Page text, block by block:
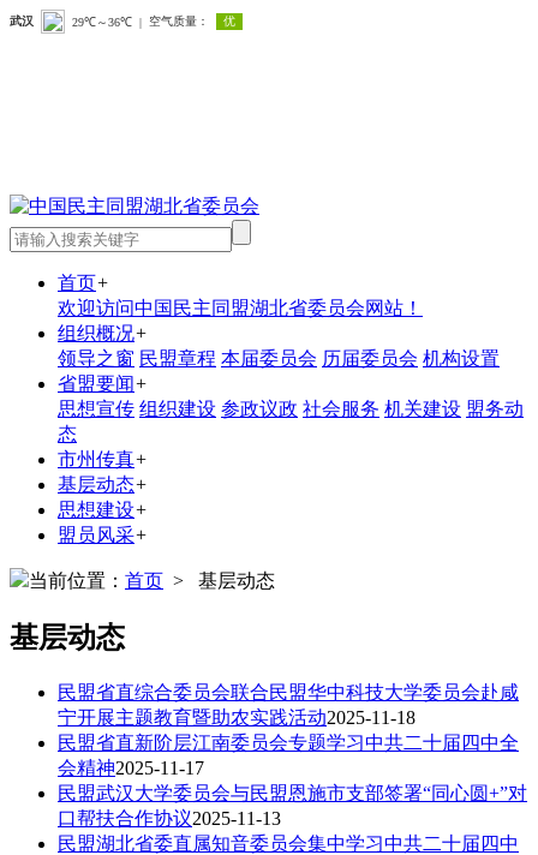
首页+
欢迎访问中国民主同盟湖北省委员会网站！
组织概况+
领导之窗 民盟章程 本届委员会 历届委员会 机构设置
省盟要闻+
思想宣传 组织建设 参政议政 社会服务 机关建设 盟务动
态
市州传真+
基层动态+
思想建设+
盟员风采+
当前位置： 首页 > 基层动态
基层动态
民盟省直综合委员会联合民盟华中科技大学委员会赴咸
宁开展主题教育暨助农实践活动2025-11-18
民盟省直新阶层江南委员会专题学习中共二十届四中全
会精神2025-11-17
民盟武汉大学委员会与民盟恩施市支部签署“同心圆+”对
口帮扶合作协议2025-11-13
民盟湖北省委直属知音委员会集中学习中共二十届四中